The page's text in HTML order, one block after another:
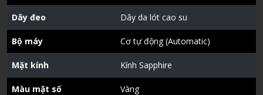
Dây đeo Dây da lót cao su
Bộ máy Cơ tự động (Automatic)
Mặt kính Kính Sapphire
Màu mặt số Vàng